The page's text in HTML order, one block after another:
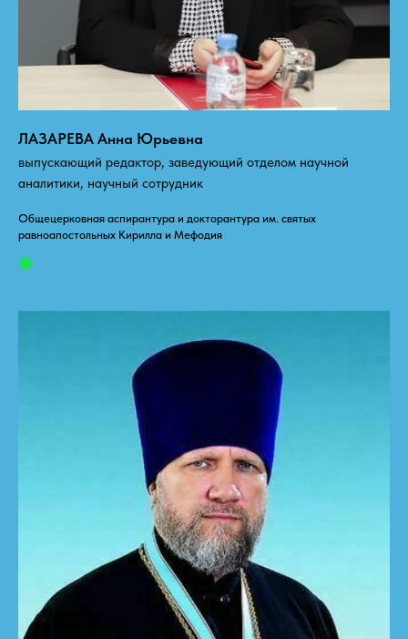
ЛАЗАРЕВА Анна Юрьевна
выпускающий редактор, заведующий отделом научной
аналитики, научный сотрудник
Общецерковная аспирантура и докторантура им. святых
равноапостольных Кирилла и Мефодия